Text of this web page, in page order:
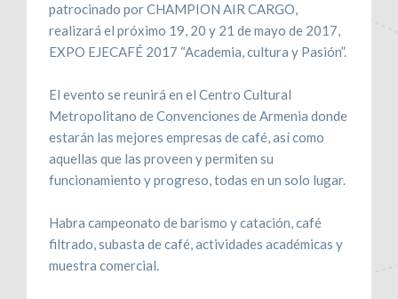
patrocinado por CHAMPION AIR CARGO,
realizará el próximo 19, 20 y 21 de mayo de 2017,
EXPO EJECAFÉ 2017 “Academia, cultura y Pasión”.
El evento se reunirá en el Centro Cultural
Metropolitano de Convenciones de Armenia donde
estarán las mejores empresas de café, así como
aquellas que las proveen y permiten su
funcionamiento y progreso, todas en un solo lugar.
Habra campeonato de barismo y catación, café
filtrado, subasta de café, actividades académicas y
muestra comercial.